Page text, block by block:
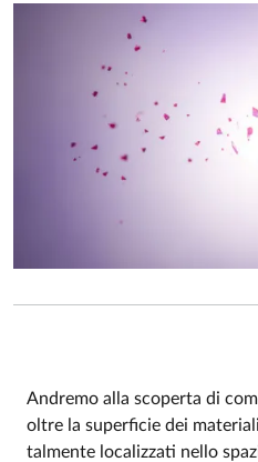
Event
Andremo alla scoperta di
oltre la superficie dei
talmente localizzati nello